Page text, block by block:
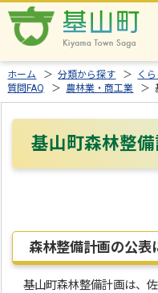
ホーム ＞分類から探す ＞ く
質問FAQ
＞ 農林業・商工業 ＞
基山町森林整
森林整備計画の公表
基山町森林整備計画は、